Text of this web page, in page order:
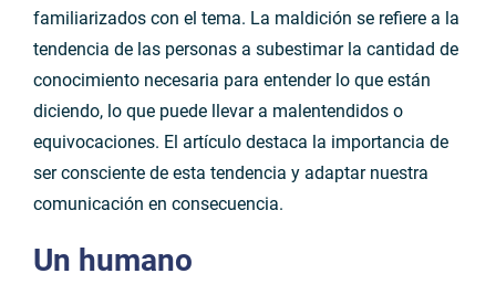
familiarizados con el tema. La maldición se refiere a la
tendencia de las personas a subestimar la cantidad de
conocimiento necesaria para entender lo que están
diciendo, lo que puede llevar a malentendidos o
equivocaciones. El artículo destaca la importancia de
ser consciente de esta tendencia y adaptar nuestra
comunicación en consecuencia.
Un humano